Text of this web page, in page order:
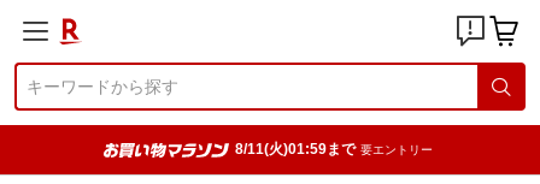
8/11(火)01:59まで 要エントリー